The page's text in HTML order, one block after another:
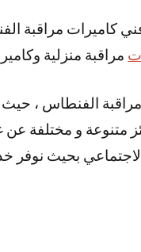
كاميرات مراقبة
مراقبة منزلية
الفنطاس ،
متنوعة و مختلفة
بحيث نوفر